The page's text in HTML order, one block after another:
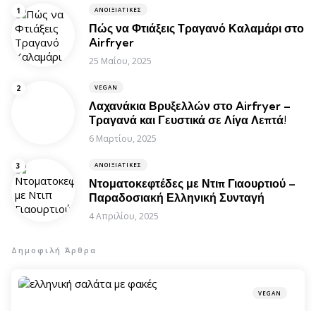
ΑΝΟΙΞΙΆΤΙΚΕΣ
Πώς να Φτιάξεις Τραγανό Καλαμάρι στο
Airfryer
25 Μαΐου, 2025
VEGAN
Λαχανάκια Βρυξελλών στο Airfryer –
Τραγανά και Γευστικά σε Λίγα Λεπτά!
6 Μαρτίου, 2025
ΑΝΟΙΞΙΆΤΙΚΕΣ
Ντοματοκεφτέδες με Ντιπ Γιαουρτιού –
Παραδοσιακή Ελληνική Συνταγή
4 Απριλίου, 2025
Δημοφιλή Άρθρα
VEGAN